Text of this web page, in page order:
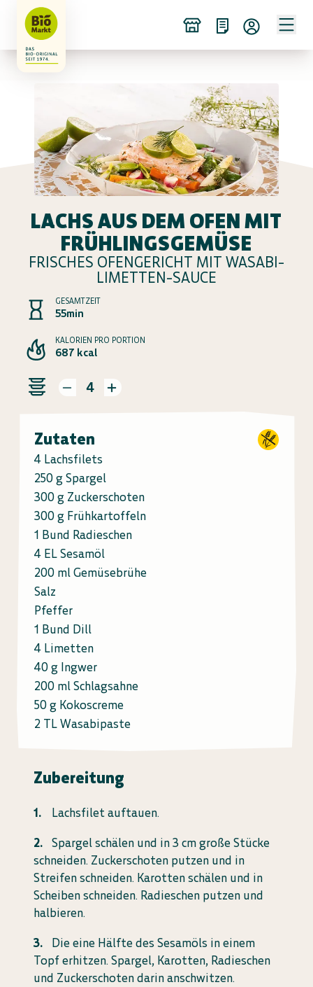
LACHS AUS DEM OFEN MIT
FRÜHLINGSGEMÜSE
FRISCHES OFENGERICHT MIT WASABI-
LIMETTEN-SAUCE
GESAMTZEIT
55min
KALORIEN PRO PORTION
687 kcal
4
Zutaten
4 Lachsfilets
250 g Spargel
300 g Zuckerschoten
300 g Frühkartoffeln
1 Bund Radieschen
4 EL Sesamöl
200 ml Gemüsebrühe
Salz
Pfeffer
1 Bund Dill
4 Limetten
40 g Ingwer
200 ml Schlagsahne
50 g Kokoscreme
2 TL Wasabipaste
Zubereitung
Lachsfilet auftauen.
Spargel schälen und in 3 cm große Stücke
schneiden. Zuckerschoten putzen und in
Streifen schneiden. Karotten schälen und in
Scheiben schneiden. Radieschen putzen und
halbieren.
Die eine Hälfte des Sesamöls in einem
Topf erhitzen. Spargel, Karotten, Radieschen
und Zuckerschoten darin anschwitzen.